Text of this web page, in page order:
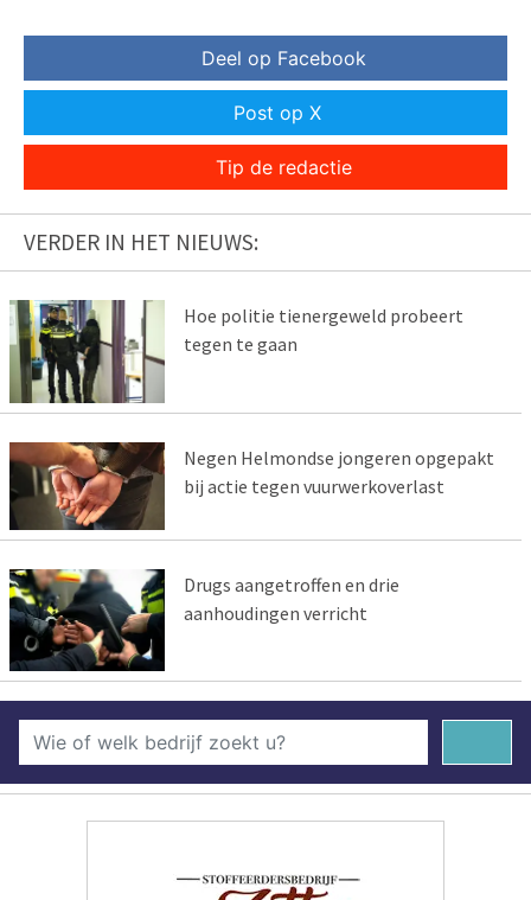
Deel op Facebook
Post op X
Tip de redactie
VERDER IN HET NIEUWS:
Hoe politie tienergeweld probeert
tegen te gaan
Negen Helmondse jongeren opgepakt
bij actie tegen vuurwerkoverlast
Drugs aangetroffen en drie
aanhoudingen verricht